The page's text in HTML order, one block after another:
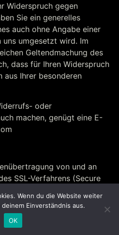
Widerspruch gegen
Sie ein generelles
auch ohne Angabe einer
umgesetzt wird. Im
Geltendmachung des
dass für Ihren Widerspruch
aus Ihrer besonderen
oder
machen, genügt eine E-
von und an
SSL-Verfahrens (Secure
Verschlüsselungsstufe.
Regel um eine 256-Bit
dies nicht unterstützt,
Wenn du die Website weiter
Einverständnis aus.
OK